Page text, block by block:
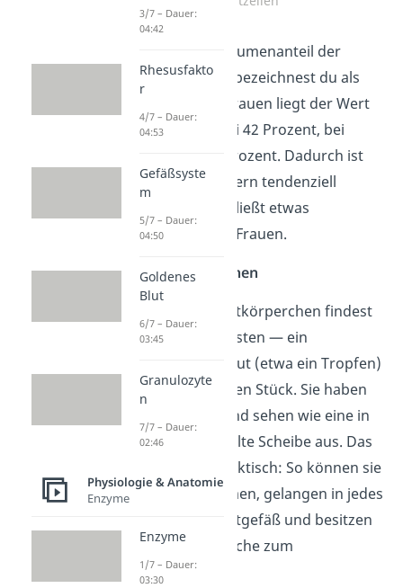
Den Volumenanteil der
Blutzellen im Blut bezeichnest du als
. Bei Frauen liegt der Wert
normalerweise bei 42 Prozent, bei
Männern bei 47 Prozent. Dadurch ist
das Blut bei Männern tendenziell
zähflüssiger und fließt etwas
langsamer als bei Frauen.
RoteBlutkörperchen
Von den roten Blutkörperchen findest
du im Blut am meisten — ein
Kubikmillimeter Blut (etwa ein Tropfen)
enthält 4-6 Millionen Stück. Sie haben
und sehen wie eine in
der Mitte eingedellte Scheibe aus. Das
ist ganz schön praktisch: So können sie
sich leicht verformen, gelangen in jedes
noch so kleine Blutgefäß und besitzen
eine hohe Oberfläche zum
Gasaustausch
3/7 – Dauer:
04:42
Rhesusfakto
r
4/7 – Dauer:
04:53
Gefäßsyste
m
5/7 – Dauer:
04:50
Goldenes
Blut
6/7 – Dauer:
03:45
Granulozyte
n
7/7 – Dauer:
02:46
Physiologie & Anatomie
Enzyme
Enzyme
1/7 – Dauer:
03:30